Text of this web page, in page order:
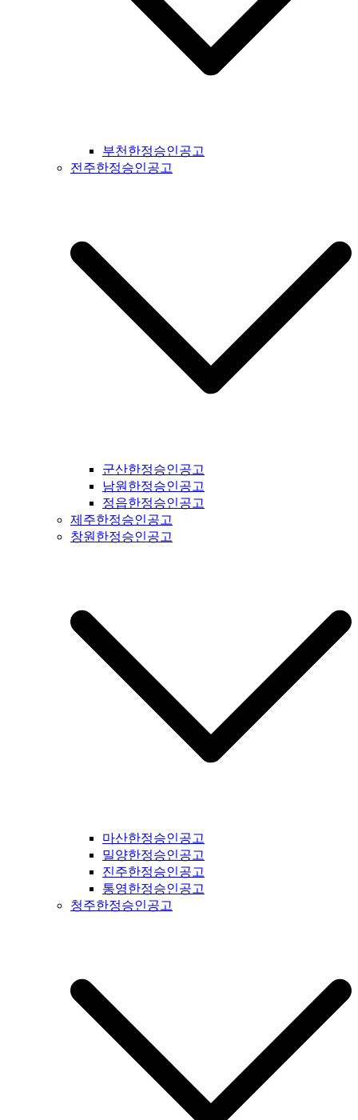
일간지공고 #서귀포시일간지공고
부천한정승인공고
전주한정승인공고
군산한정승인공고
남원한정승인공고
정읍한정승인공고
제주한정승인공고
창원한정승인공고
마산한정승인공고
밀양한정승인공고
진주한정승인공고
통영한정승인공고
청주한정승인공고